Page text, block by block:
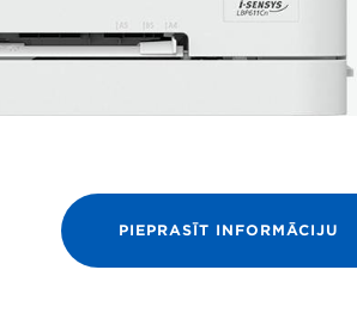
PIEPRASĪT INFORMĀCIJU